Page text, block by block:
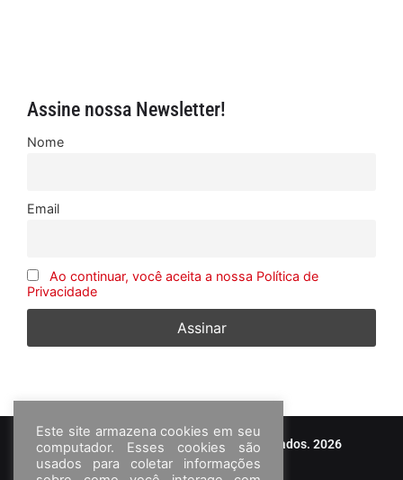
Assine nossa Newsletter!
Nome
Email
Ao continuar, você aceita a nossa Política de
Privacidade
© Frota&Cia - Todos os direitos reservados. 2026
Este site armazena cookies em seu
computador. Esses cookies são
usados para coletar informações